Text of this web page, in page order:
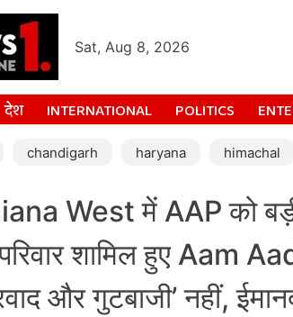
Sat, Aug 8, 2026
देश INTERNATIONAL POLITICS
chandigarh haryana himachal
West में AAP को
परिवार शामिल हुए Aam
और गुटबाजी’ नहीं,